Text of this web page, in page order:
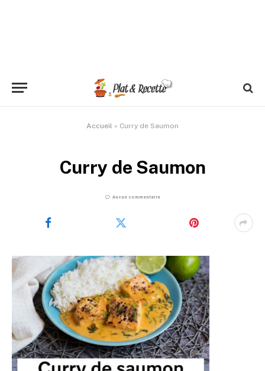
Accueil » Curry de Saumon
Curry de Saumon
Aucun commentaire